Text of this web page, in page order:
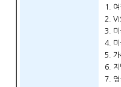
1.
2.
3.
4. 미
5. 가
6. 지
7.